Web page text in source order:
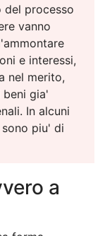
del processo
vanno
e interessi,
nel merito,
gia'
In alcuni
piu' di
a